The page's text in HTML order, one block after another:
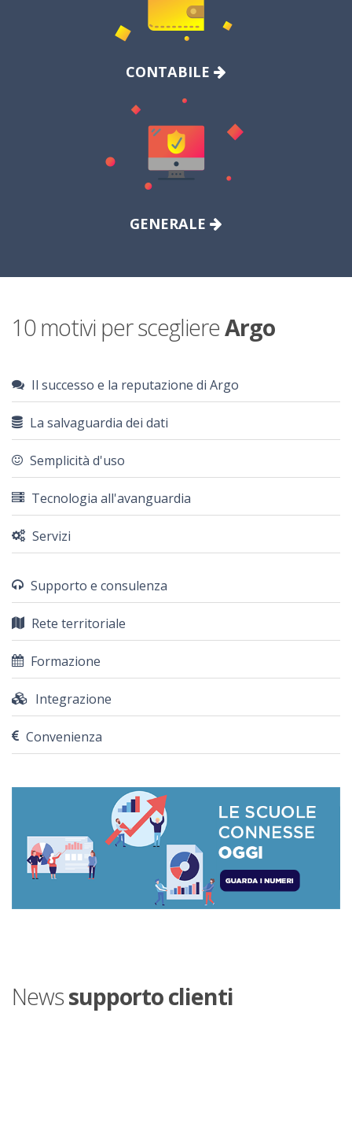
CONTABILE
GENERALE
10 motivi per scegliereArgo
Il successo e la reputazione di Argo
La salvaguardia dei dati
Semplicità d'uso
Tecnologia all'avanguardia
Servizi
Supporto e consulenza
Rete territoriale
Formazione
Integrazione
Convenienza
Newssupporto clienti